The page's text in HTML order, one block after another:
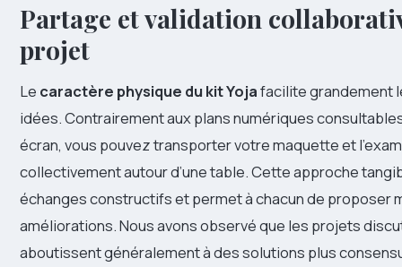
Partage et validation
projet
Le caractère physique du kit Yojafacilite grandement
idées. Contrairement aux plans numériques
écran, vous pouvez transporter votre maquette et
collectivement autour d’une table. Cette approche
échanges constructifs et permet à chacun de proposer
améliorations. Nous avons observé que les projets
aboutissent généralement à des solutions plus